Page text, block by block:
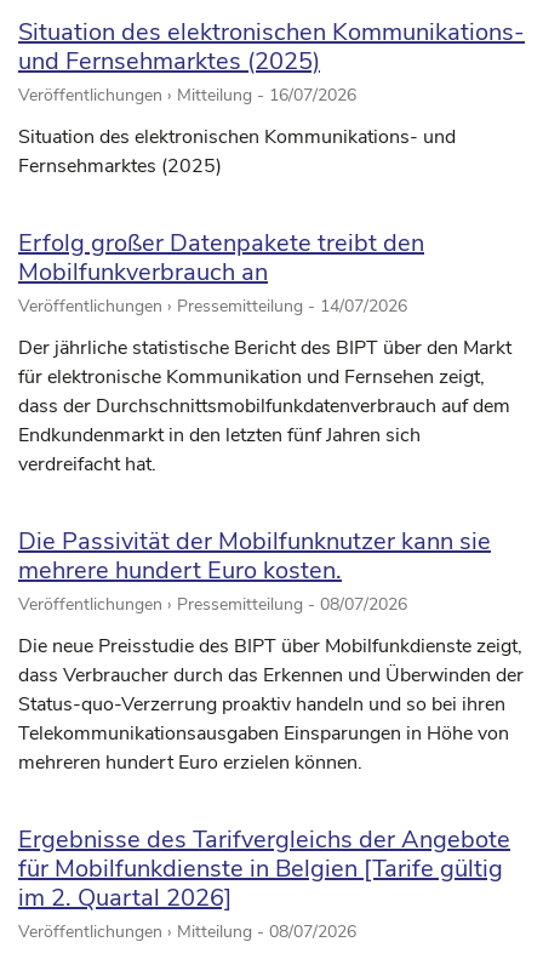
Situation des elektronischen Kommunikations-
und Fernsehmarktes (2025)
Veröffentlichungen › Mitteilung - 16/07/2026
Situation des elektronischen Kommunikations- und
Fernsehmarktes (2025)
Erfolg großer Datenpakete treibt den
Mobilfunkverbrauch an
Veröffentlichungen › Pressemitteilung - 14/07/2026
Der jährliche statistische Bericht des BIPT über den Markt
für elektronische Kommunikation und Fernsehen zeigt,
dass der Durchschnittsmobilfunkdatenverbrauch auf dem
Endkundenmarkt in den letzten fünf Jahren sich
verdreifacht hat.
Die Passivität der Mobilfunknutzer kann sie
mehrere hundert Euro kosten.
Veröffentlichungen › Pressemitteilung - 08/07/2026
Die neue Preisstudie des BIPT über Mobilfunkdienste zeigt,
dass Verbraucher durch das Erkennen und Überwinden der
Status-quo-Verzerrung proaktiv handeln und so bei ihren
Telekommunikationsausgaben Einsparungen in Höhe von
mehreren hundert Euro erzielen können.
Ergebnisse des Tarifvergleichs der Angebote
für Mobilfunkdienste in Belgien [Tarife gültig
im 2. Quartal 2026]
Veröffentlichungen › Mitteilung - 08/07/2026